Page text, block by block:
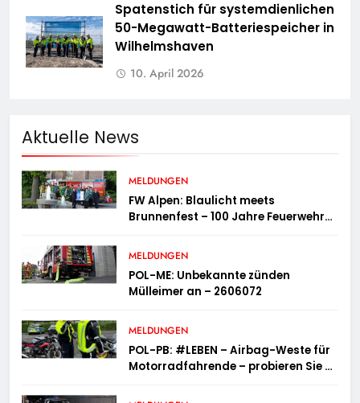
Spatenstich für systemdienlichen
50-Megawatt-Batteriespeicher in
Wilhelmshaven
10. April 2026
Aktuelle News
MELDUNGEN
FW Alpen: Blaulicht meets
Brunnenfest – 100 Jahre Feuerwehr
MELDUNGEN
POL-ME: Unbekannte zünden
Mülleimer an – 2606072
MELDUNGEN
POL-PB: #LEBEN – Airbag-Weste für
Motorradfahrende – probieren Sie es